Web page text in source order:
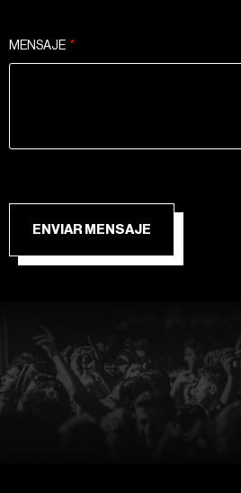
MENSAJE
ENVIAR MENSAJE